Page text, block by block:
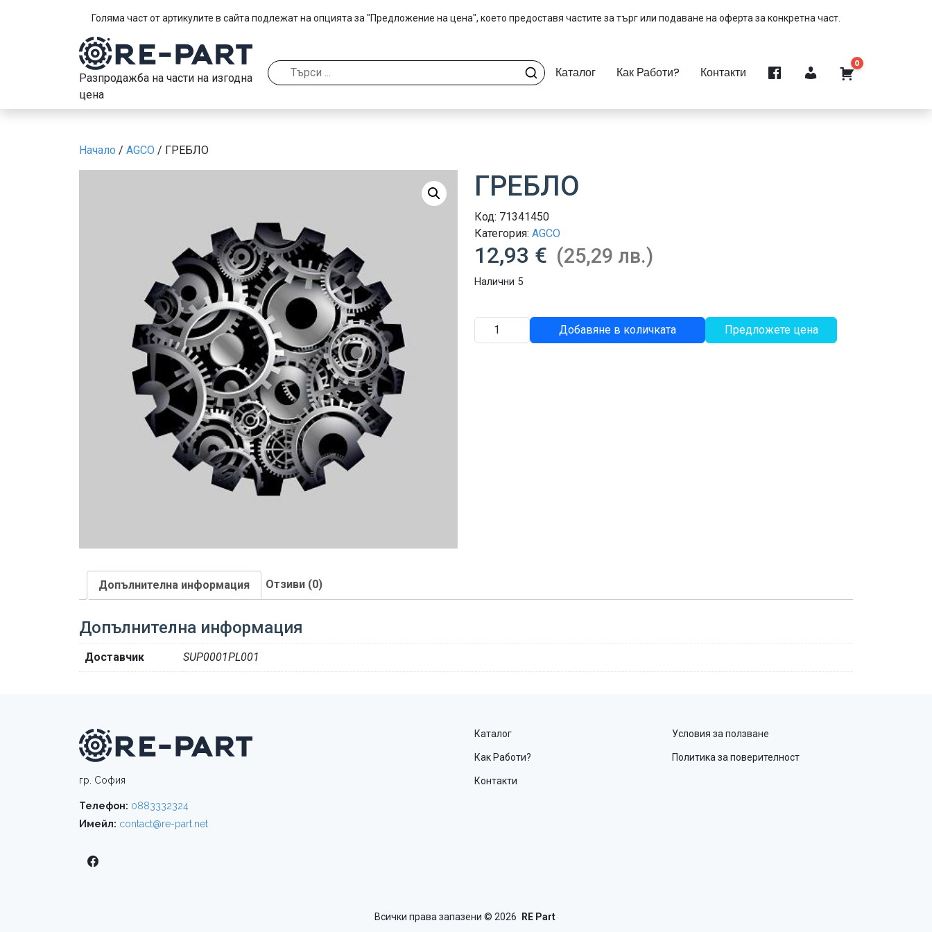
Голяма част от артикулите в сайта подлежат на опцията за "Предложение на цена", което предоставя частите за търг или подаване на оферта за конкретна част.
Разпродажба на части на изгодна
цена
Каталог Как Работи? Контакти
0
Начало / AGCO / ГРЕБЛО
ГРЕБЛО
Код: 71341450
Категория: AGCO
12,93 € (25,29 лв.)
Налични 5
количество
за
Добавяне в количката Предложете цена
Допълнителна информация Отзиви (0)
Допълнителна информация
Доставчик SUP0001PL001
гр. София
Телефон: 0883332324
Имейл: contact@re-part.net
Каталог
Как Работи?
Контакти
Условия за ползване
Политика за поверителност
Всички права запазени © 2026 RE Part